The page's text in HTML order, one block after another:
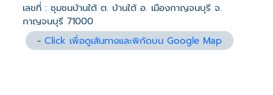
เลขที่ : ชุมชนบ้านใต้ ต. บ้านใต้ อ. เมืองกาญจนบุรี จ.
กาญจนบุรี 71000
-Click เพื่อดูเส้นทางและพิกัดบน Google Map